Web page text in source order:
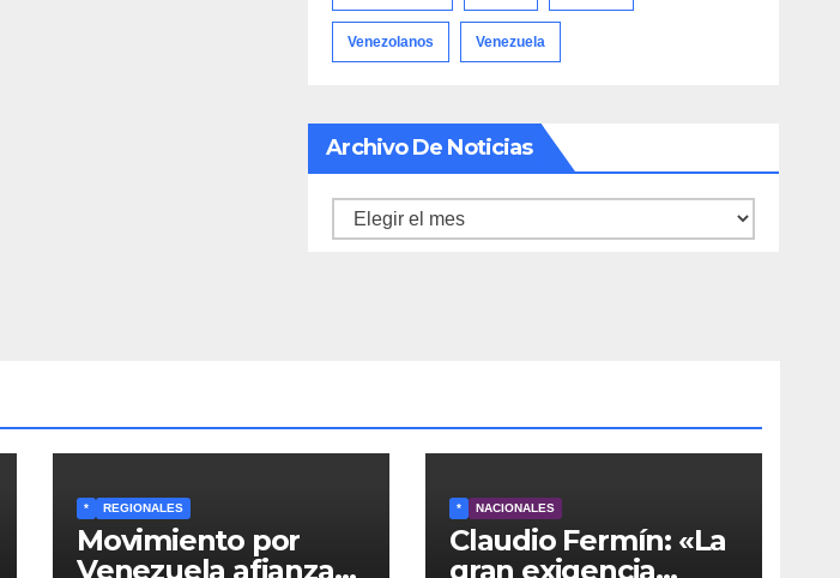
Venezolanos Venezuela
Archivo De Noticias
Archivo
* REGIONALES
Movimiento por
Venezuela afianza
* NACIONALES
Claudio Fermín: «La
gran exigencia